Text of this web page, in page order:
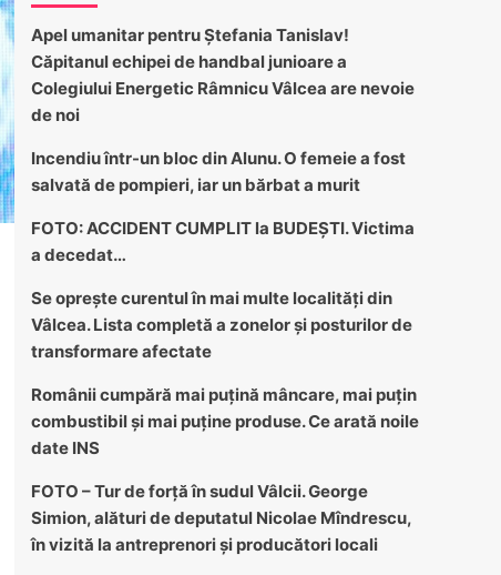
Apel umanitar pentru Ștefania Tanislav!
Căpitanul echipei de handbal junioare a
Colegiului Energetic Râmnicu Vâlcea are nevoie
de noi
Incendiu într-un bloc din Alunu. O femeie a fost
salvată de pompieri, iar un bărbat a murit
FOTO: ACCIDENT CUMPLIT la BUDEȘTI. Victima
a decedat…
Se oprește curentul în mai multe localități din
Vâlcea. Lista completă a zonelor și posturilor de
transformare afectate
Românii cumpără mai puțină mâncare, mai puțin
combustibil și mai puține produse. Ce arată noile
date INS
FOTO – Tur de forță în sudul Vâlcii. George
Simion, alături de deputatul Nicolae Mîndrescu,
în vizită la antreprenori și producători locali